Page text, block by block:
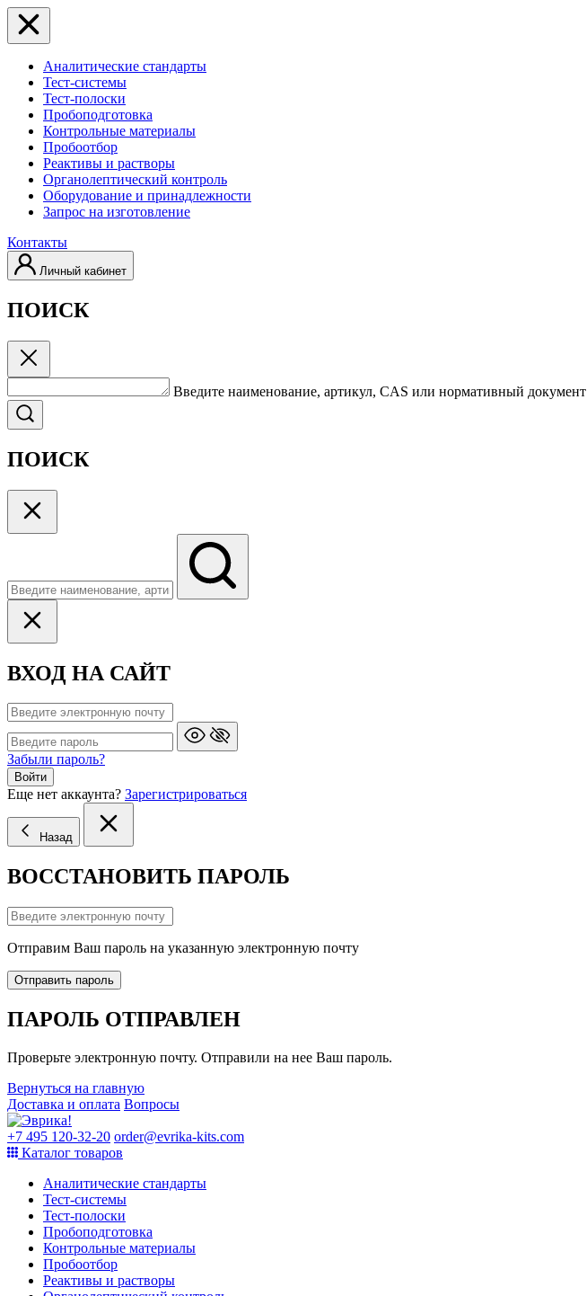
Аналитические стандарты
Тест-системы
Тест-полоски
Пробоподготовка
Контрольные материалы
Пробоотбор
Реактивы и растворы
Органолептический контроль
Оборудование и принадлежности
Запрос на изготовление
Контакты
Личный кабинет
ПОИСК
Введите наименование, артикул, CAS или нормативный документ
ПОИСК
ВХОД НА САЙТ
Забыли пароль?
Войти
Еще нет аккаунта? Зарегистрироваться
Назад
ВОССТАНОВИТЬ ПАРОЛЬ
Отправим Ваш пароль на указанную электронную почту
Отправить пароль
ПАРОЛЬ ОТПРАВЛЕН
Проверьте электронную почту. Отправили на нее Ваш пароль.
Вернуться на главную
Доставка и оплата Вопросы
+7 495 120-32-20 order@evrika-kits.com
Каталог товаров
Аналитические стандарты
Тест-системы
Тест-полоски
Пробоподготовка
Контрольные материалы
Пробоотбор
Реактивы и растворы